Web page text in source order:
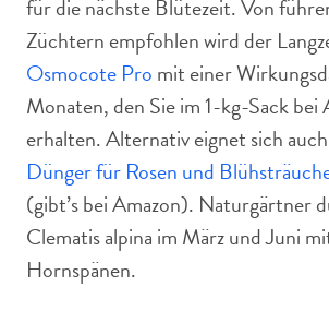
für die nächste Blütezeit. Von
Züchtern empfohlen wird der
Osmocote Pro mit einer
Monaten, den Sie im 1-kg-Sack bei
erhalten. Alternativ eignet sich
Dünger für Rosen und
(gibt’s bei Amazon). Naturgärtner
Clematis alpina im März und Juni
Hornspänen.